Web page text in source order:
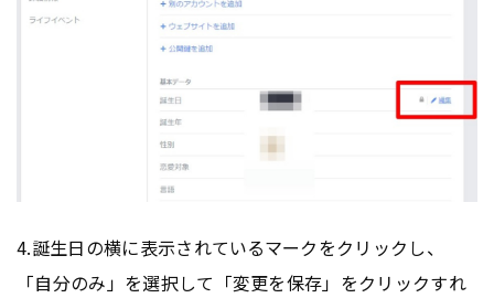
4.誕生日の横に表示されているマークをクリックし、
「自分のみ」を選択して「変更を保存」をクリックすれ